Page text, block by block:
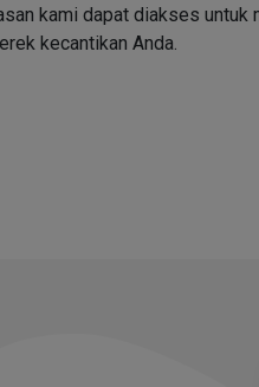
kami dapat diakses untuk
kecantikan Anda.